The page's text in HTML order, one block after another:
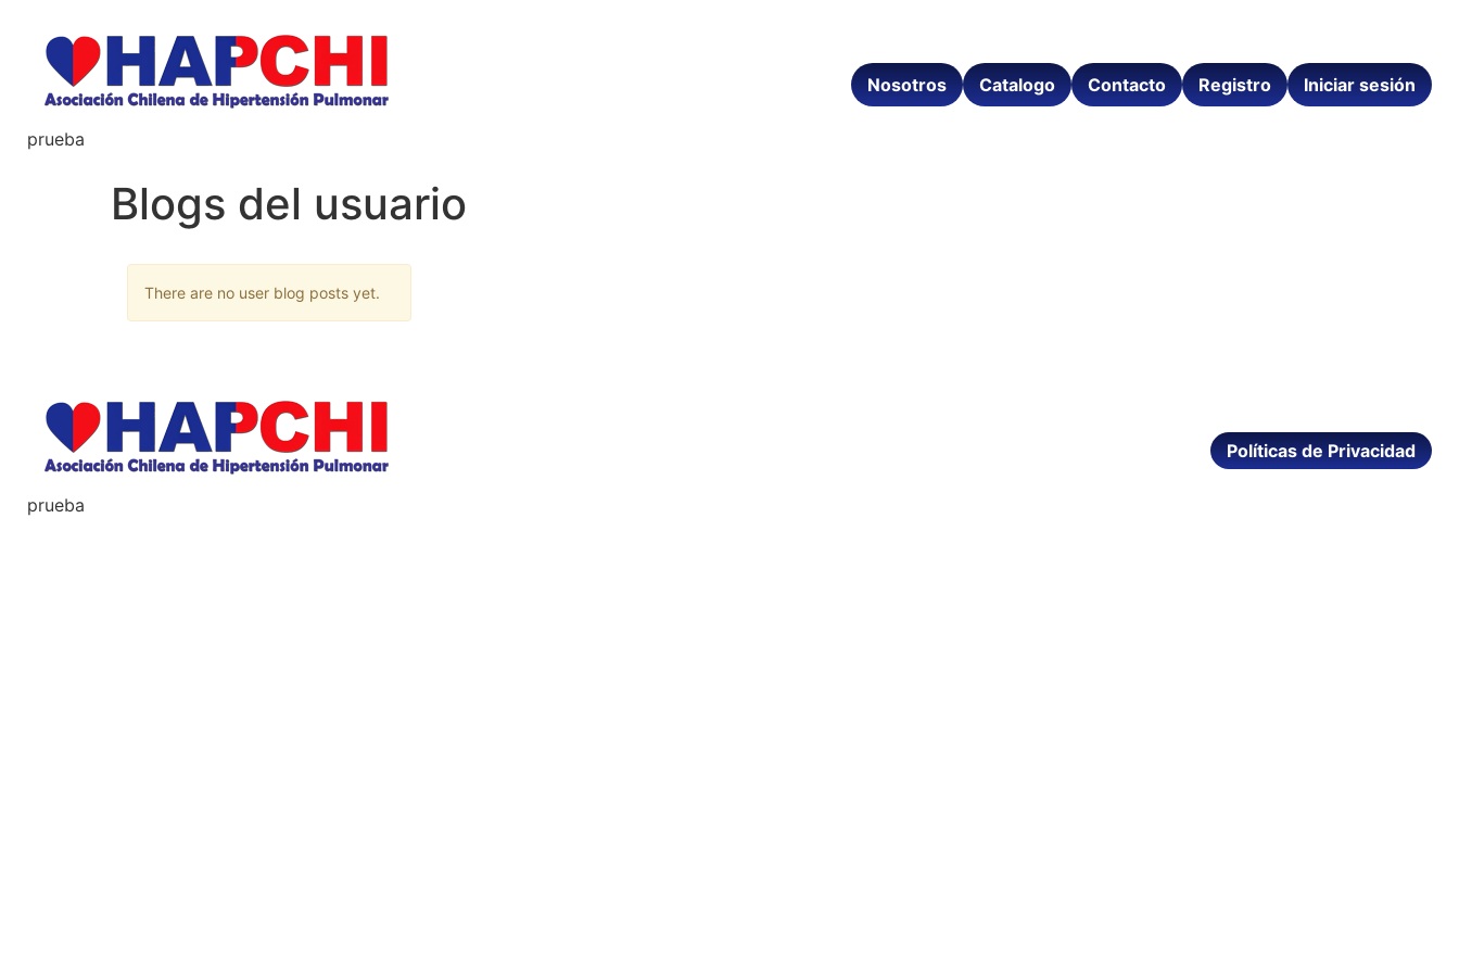
prueba
Nosotros Catalogo Contacto Registro Iniciar sesión
Blogs del usuario
There are no user blog posts yet.
prueba
Políticas de Privacidad